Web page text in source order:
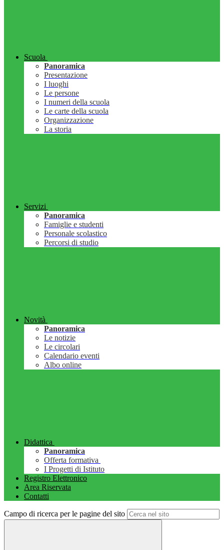
Scuola
Panoramica
Presentazione
I luoghi
Le persone
I numeri della scuola
Le carte della scuola
Organizzazione
La storia
Servizi
Panoramica
Famiglie e studenti
Personale scolastico
Percorsi di studio
Novità
Panoramica
Le notizie
Le circolari
Calendario eventi
Albo online
Didattica
Panoramica
Offerta formativa
I Progetti di Istituto
Registro Elettronico
Area Riservata
Contatti
Campo di ricerca per le pagine del sito